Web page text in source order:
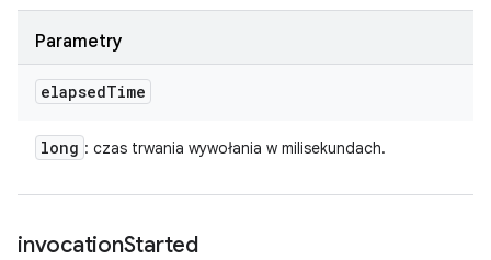
Parametry
elapsedTime
long : czas trwania wywołania w milisekundach.
invocationStarted